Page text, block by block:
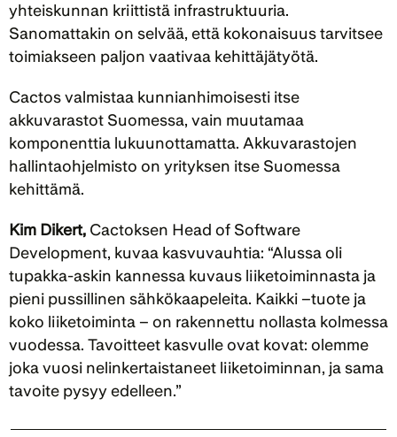
yhteiskunnan kriittistä infrastruktuuria.
Sanomattakin on selvää, että kokonaisuus tarvitsee
toimiakseen paljon vaativaa kehittäjätyötä.
Cactos valmistaa kunnianhimoisesti itse
akkuvarastot Suomessa, vain muutamaa
komponenttia lukuunottamatta. Akkuvarastojen
hallintaohjelmisto on yrityksen itse Suomessa
kehittämä.
Kim Dikert, Cactoksen Head of Software
Development, kuvaa kasvuvauhtia: “Alussa oli
tupakka-askin kannessa kuvaus liiketoiminnasta ja
pieni pussillinen sähkökaapeleita. Kaikki –tuote ja
koko liiketoiminta – on rakennettu nollasta kolmessa
vuodessa. Tavoitteet kasvulle ovat kovat: olemme
joka vuosi nelinkertaistaneet liiketoiminnan, ja sama
tavoite pysyy edelleen.”